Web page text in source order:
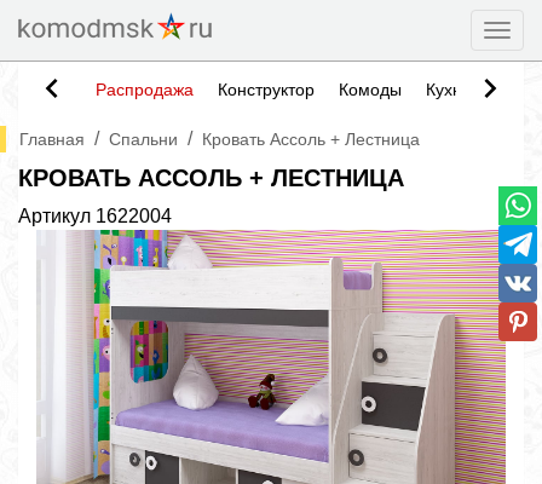
Распродажа Конструктор Комоды Кухни
Главная / Спальни / Кровать Ассоль + Лестница
КРОВАТЬ АССОЛЬ + ЛЕСТНИЦА
Артикул 1622004